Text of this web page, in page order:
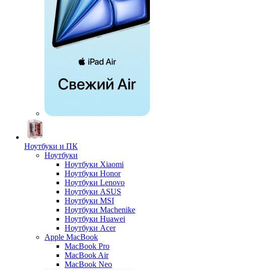
Ноутбуки и ПК
Ноутбуки
Ноутбуки Xiaomi
Ноутбуки Honor
Ноутбуки Lenovo
Ноутбуки ASUS
Ноутбуки MSI
Ноутбуки Machenike
Ноутбуки Huawei
Ноутбуки Acer
Apple MacBook
MacBook Pro
MacBook Air
MacBook Neo